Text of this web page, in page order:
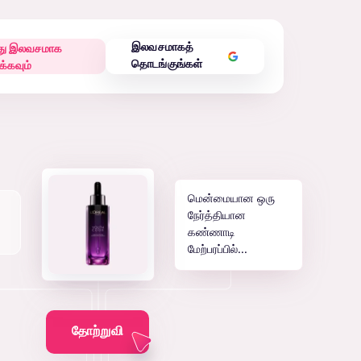
இலவசமாக
இலவசமாகத்
தொடங்குங்கள்
மென்மையான ஒரு
நேர்த்தியான
கண்ணாடி
மேற்பரப்பில்...
தோற்றுவி